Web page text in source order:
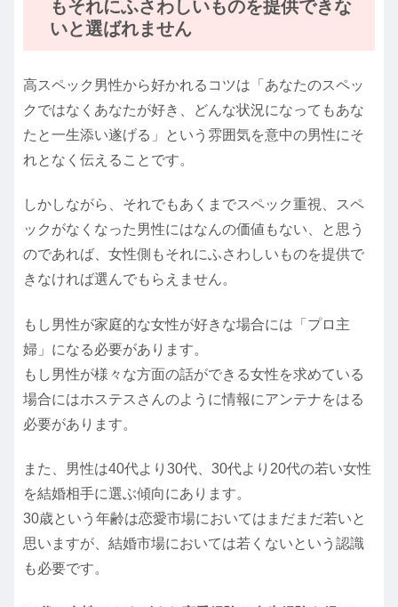
もそれにふさわしいものを提供できな
いと選ばれません
高スペック男性から好かれるコツは「あなたのスペッ
クではなくあなたが好き、どんな状況になってもあな
たと一生添い遂げる」という雰囲気を意中の男性にそ
れとなく伝えることです。
しかしながら、それでもあくまでスペック重視、スペ
ックがなくなった男性にはなんの価値もない、と思う
のであれば、女性側もそれにふさわしいものを提供で
きなければ選んでもらえません。
もし男性が家庭的な女性が好きな場合には「プロ主
婦」になる必要があります。
もし男性が様々な方面の話ができる女性を求めている
場合にはホステスさんのように情報にアンテナをはる
必要があります。
また、男性は40代より30代、30代より20代の若い女性
を結婚相手に選ぶ傾向にあります。
30歳という年齢は恋愛市場においてはまだまだ若いと
思いますが、結婚市場においては若くないという認識
も必要です。